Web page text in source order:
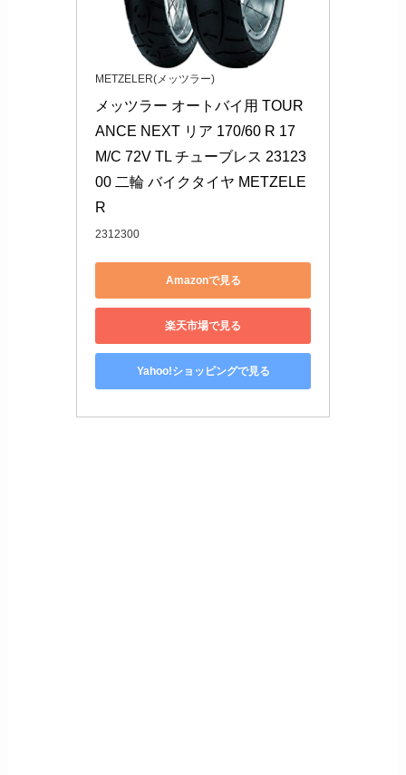
METZELER(メッツラー)
メッツラー オートバイ用 TOUR
ANCE NEXT リア 170/60 R 17
M/C 72V TL チューブレス 23123
00 二輪 バイクタイヤ METZELE
R
2312300
Amazonで見る
楽天市場で見る
Yahoo!ショッピングで見る